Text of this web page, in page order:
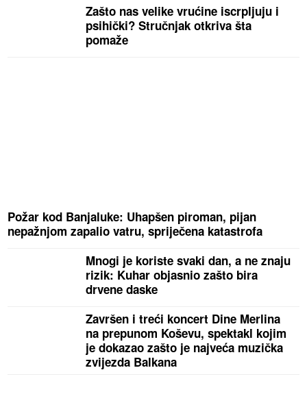
Zašto nas velike vrućine iscrpljuju i
psihički? Stručnjak otkriva šta
pomaže
Požar kod Banjaluke: Uhapšen piroman, pijan
nepažnjom zapalio vatru, spriječena katastrofa
Mnogi je koriste svaki dan, a ne znaju
rizik: Kuhar objasnio zašto bira
drvene daske
Završen i treći koncert Dine Merlina
na prepunom Koševu, spektakl kojim
je dokazao zašto je najveća muzička
zvijezda Balkana